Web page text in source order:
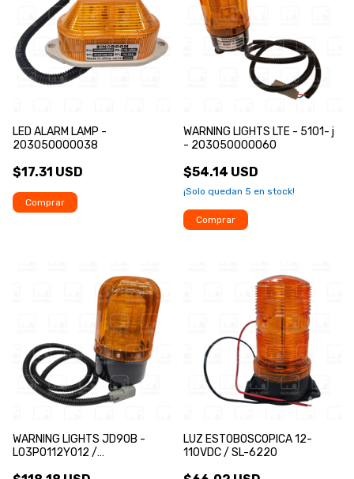
LED ALARM LAMP -
203050000038
$17.31 USD
Comprar
WARNING LIGHTS LTE - 5101- j
- 203050000060
$54.14 USD
¡Solo quedan 5 en stock!
Comprar
WARNING LIGHTS JD90B -
L03P0112Y012 /
LUZ ESTOBOSCOPICA 12-
110VDC / SL-6220